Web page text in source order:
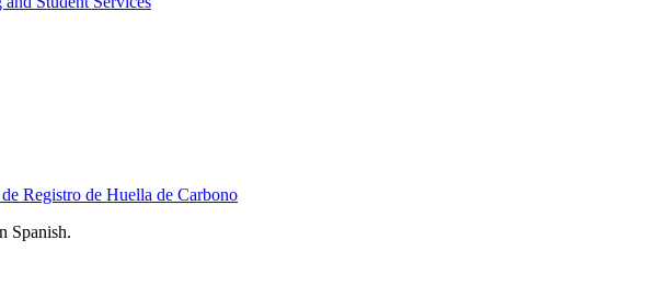
Registro de Huella de Carbono
Spanish.